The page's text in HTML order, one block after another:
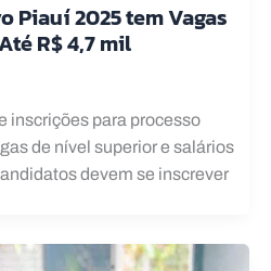
Piauí 2025 tem Vagas
R$ 4,7 mil
inscrições para processo
de nível superior e salários
devem se inscrever